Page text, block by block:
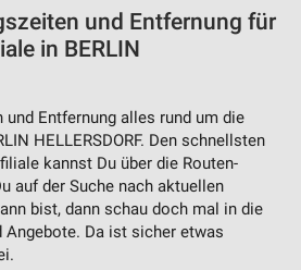
und Entfernung für
in BERLIN
und Entfernung alles rund um die
HELLERSDORF. Den schnellsten
kannst Du über die Routen-
auf der Suche nach aktuellen
bist, dann schau doch mal in die
Da ist sicher etwas